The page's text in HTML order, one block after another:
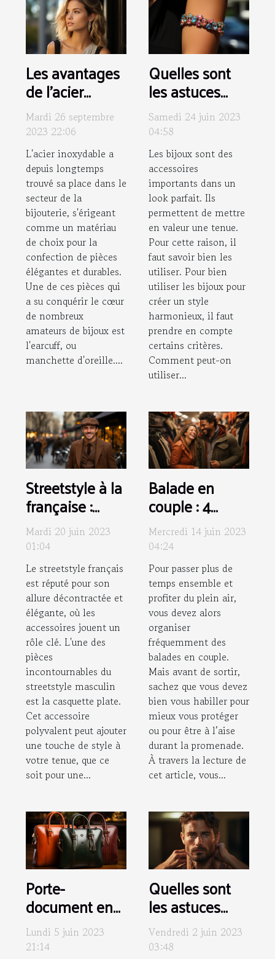
Les avantages
de l'acier
inoxydable
dans les bijoux:
focus sur
l'earcuff
Mardi 26 septembre
2023 22:06
L'acier inoxydable a
depuis longtemps
trouvé sa place dans le
secteur de la
bijouterie, s'érigeant
comme un matériau
de choix pour la
confection de pièces
élégantes et durables.
Une de ces pièces qui
a su conquérir le cœur
de nombreux
amateurs de bijoux est
l'earcuff, ou
manchette d'oreille....
Quelles sont
les astuces
pour
harmoniser ses
bijoux et sa
tenue ?
Samedi 24 juin 2023
04:58
Les bijoux sont des
accessoires
importants dans un
look parfait. Ils
permettent de mettre
en valeur une tenue.
Pour cette raison, il
faut savoir bien les
utiliser. Pour bien
utiliser les bijoux pour
créer un style
harmonieux, il faut
prendre en compte
certains critères.
Comment peut-on
utiliser...
Streetstyle à la
française :
Comment
associer une
casquette
plate homme à
votre tenue ?
Mardi 20 juin 2023
01:04
Le streetstyle français
est réputé pour son
allure décontractée et
élégante, où les
accessoires jouent un
rôle clé. L'une des
pièces
incontournables du
streetstyle masculin
est la casquette plate.
Cet accessoire
polyvalent peut ajouter
une touche de style à
votre tenue, que ce
soit pour une...
Balade en
couple : 4
conseils pour
bien choisir vos
vêtements
Mercredi 14 juin 2023
04:24
Pour passer plus de
temps ensemble et
profiter du plein air,
vous devez alors
organiser
fréquemment des
balades en couple.
Mais avant de sortir,
sachez que vous devez
bien vous habiller pour
mieux vous protéger
ou pour être à l’aise
durant la promenade.
À travers la lecture de
cet article, vous...
Porte-
document en
cuir : comment
assurer son
Lundi 5 juin 2023
21:14
Quelles sont
les astuces
pour enlever
une
Vendredi 2 juin 2023
03:48